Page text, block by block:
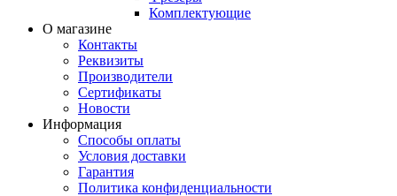
Комплектующие
О магазине
Контакты
Реквизиты
Производители
Сертификаты
Новости
Информация
Способы оплаты
Условия доставки
Гарантия
Политика конфиденциальности